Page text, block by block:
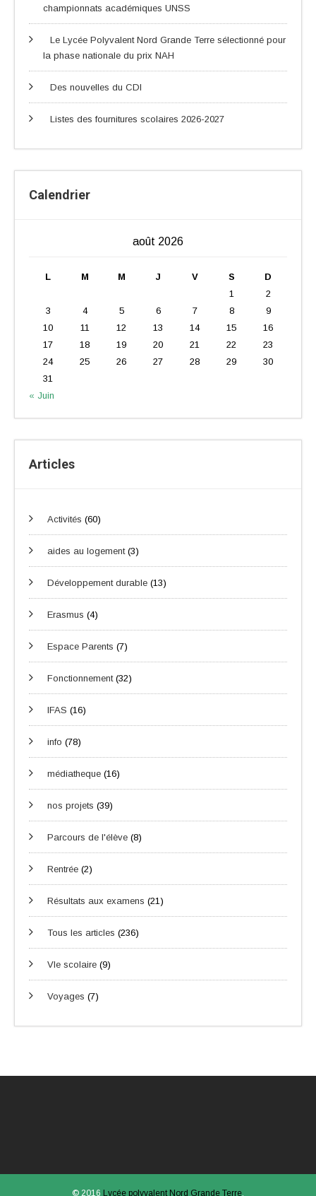
championnats académiques UNSS
Le Lycée Polyvalent Nord Grande Terre sélectionné pour
la phase nationale du prix NAH
Des nouvelles du CDI
Listes des fournitures scolaires 2026-2027
Calendrier
août 2026
L M M J V S
D
1
2
3
4 5 6 7 8
9
10
11 12 13 14 15
16
17
18 19 20 21 22
23
24
25 26 27 28 29
30
31
« Juin
Articles
Activités (60)
aides au logement(3)
Développement durable (13)
Erasmus (4)
Espace Parents (7)
Fonctionnement(32)
IFAS (16)
info (78)
médiatheque (16)
nos projets (39)
Parcours de l'élève (8)
Rentrée (2)
Résultats aux examens (21)
Tous les articles (236)
VIe scolaire (9)
Voyages (7)
© 2016 Lycée polyvalent Nord Grande Terre.